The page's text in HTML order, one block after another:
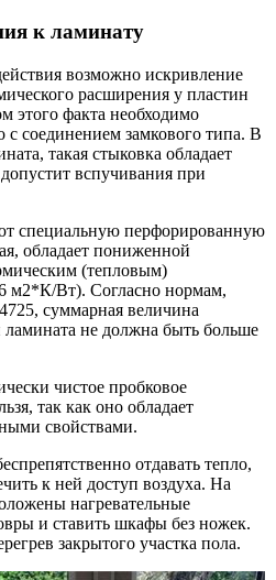
к ламинату
возможно искривление
расширения у пластин
этого факта необходимо
с соединением замкового типа. В
такая стыковка обладает
вспучивания при
специальную перфорированную
обладает пониженной
(тепловым)
м2*К/Вт). Согласно нормам,
суммарная величина
не должна быть больше
чистое пробковое
так как оно обладает
свойствами.
отдавать тепло,
к ней доступ воздуха. На
нагревательные
и ставить шкафы без ножек.
закрытого участка пола.